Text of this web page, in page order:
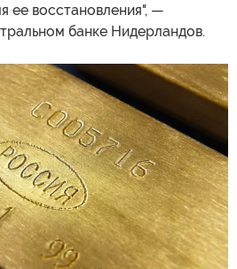
ее восстановления", —
банке Нидерландов.